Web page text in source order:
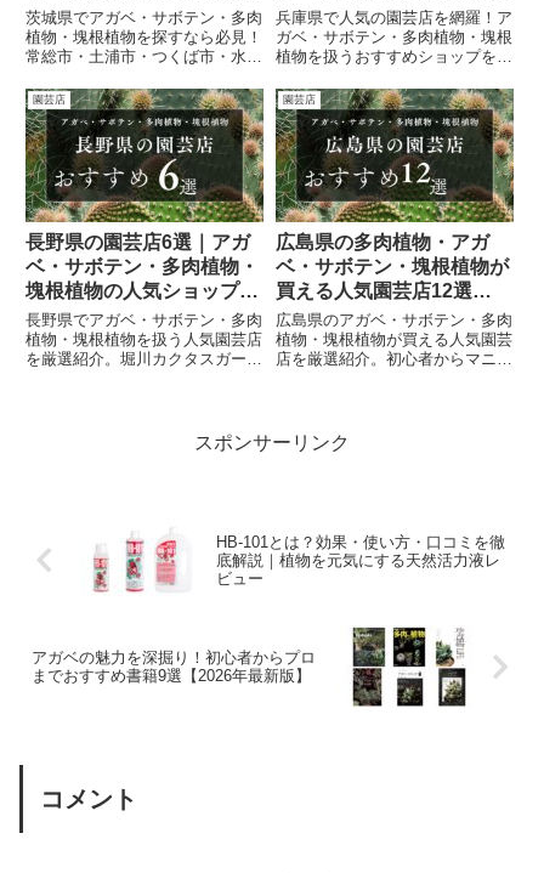
すめショップ徹底ガイド
茨城県でアガベ・サボテン・多肉
植物・塊根植物を探すなら必見！
常総市・土浦市・つくば市・水戸
徴・営業時間・おすすめポイン
ト・公式SNSを徹底紹介。初心
者からコレクターまで楽しめる園
芸店ガイド。
すめショップまとめ
兵庫県で人気の園芸店を網羅！ア
ガベ・サボテン・多肉植物・塊根
植物を扱うおすすめショップを一
園芸店
長野県の園芸店6選｜アガ
ベ・サボテン・多肉植物・
塊根植物の人気ショップま
とめ
長野県でアガベ・サボテン・多肉
植物・塊根植物を扱う人気園芸店
を厳選紹介。堀川カクタスガーデ
園芸店
広島県の多肉植物・アガ
ベ・サボテン・塊根植物が
買える人気園芸店12選
【2026年最新版】
広島県のアガベ・サボテン・多肉
植物・塊根植物が買える人気園芸
店を厳選紹介。初心者からマニア
スポンサーリンク
HB-101とは？効果・使い方・口コミを徹
底解説｜植物を元気にする天然活力液レ
ビュー
アガベの魅力を深掘り！初心者からプロ
までおすすめ書籍9選【2026年最新版】
コメント